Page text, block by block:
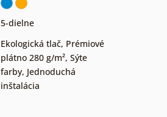
5-dielne
Ekologická tlač, Prémiové
plátno 280 g/m², Sýte
farby, Jednoduchá
inštalácia